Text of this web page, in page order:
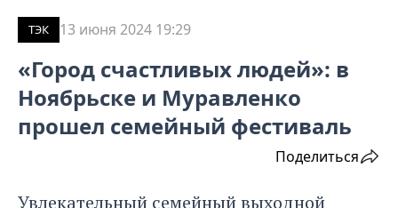
ТЭК 13 июня 2024 19:29
«Город счастливых людей»: в
Ноябрьске и Муравленко
прошел семейный фестиваль
Поделиться
Увлекательный семейный выходной